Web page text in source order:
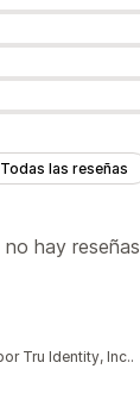
Todas las reseñas
no hay reseñas
Tru Identity, Inc..